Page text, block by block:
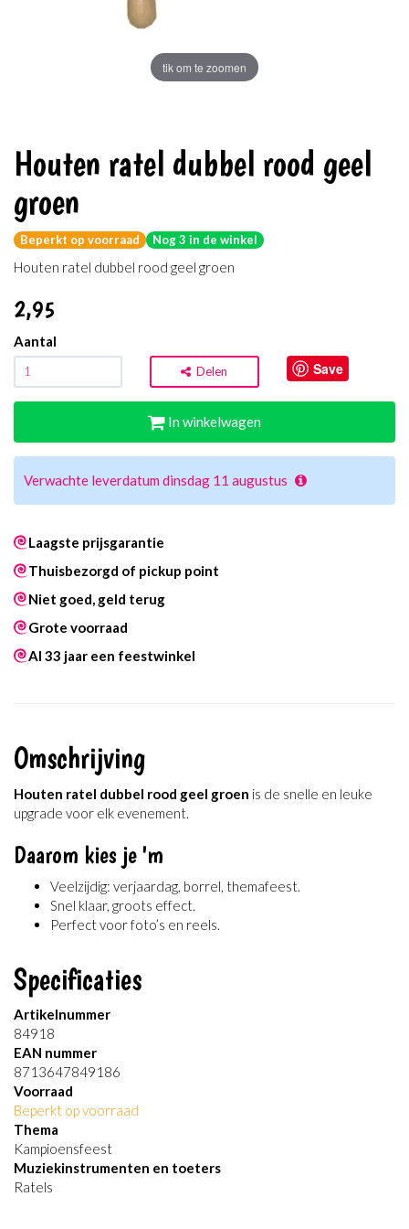
tik om te zoomen
Houten ratel dubbel rood geel
groen
Beperkt op voorraad Nog 3 in de winkel
Houten ratel dubbel rood geel groen
2,95
Aantal
Delen Save
In winkelwagen
Verwachte leverdatum dinsdag 11 augustus
Laagste prijsgarantie
Thuisbezorgd of pickup point
Niet goed, geld terug
Grote voorraad
Al 33 jaar een feestwinkel
Omschrijving
Houten ratel dubbel rood geel groen is de snelle en leuke
upgrade voor elk evenement.
Daarom kies je 'm
Veelzijdig: verjaardag, borrel, themafeest.
Snel klaar, groots effect.
Perfect voor foto’s en reels.
Specificaties
Artikelnummer
84918
EAN nummer
8713647849186
Voorraad
Beperkt op voorraad
Thema
Kampioensfeest
Muziekinstrumenten en toeters
Ratels